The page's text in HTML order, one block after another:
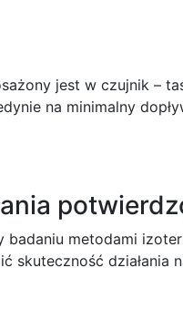
jest w czujnik –
na minimalny
badaniu metodami
skuteczność